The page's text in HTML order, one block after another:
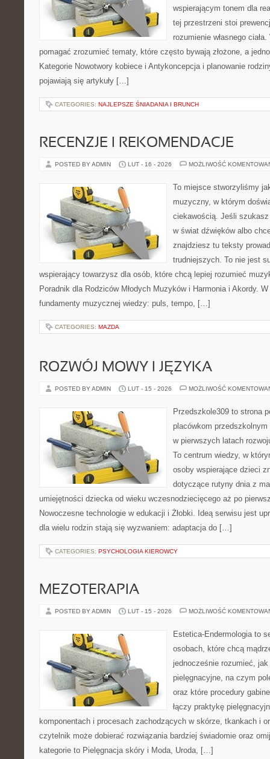
wspierającym tonem dla
tej przestrzeni stoi
rozumienie własnego
pomagać zrozumieć tematy, które często bywają złożone, a
Kategorie Nowotwory kobiece i Antykoncepcja i planowanie
pojawiają się artykuły […]
CATEGORIES: NAJLEPSZE ŚNIADANIA I BRUNCH
RECENZJE I REKOMENDACJE
POSTED BY ADMIN LUT - 16 - 2026 MOŻLIWOŚĆ
To miejsce stworzyliśmy
muzyczny, w którym
ciekawością. Jeśli
w świat dźwięków albo
znajdziesz tu teksty
trudniejszych. To nie jest
wspierający towarzysz dla osób, które chcą lepiej rozumieć
Poradnik dla Rodziców Młodych Muzyków i Harmonia i Akordy.
fundamenty muzycznej wiedzy: puls, tempo, […]
CATEGORIES: MAZDA
ROZWÓJ MOWY I JĘZYKA
POSTED BY ADMIN LUT - 15 - 2026 MOŻLIWOŚĆ
Przedszkole309 to strona
placówkom
w pierwszych latach
To centrum wiedzy, w
osoby wspierające dzieci
dotyczące rutyny dnia z
umiejętności dziecka od wieku wczesnodziecięcego aż po
Nowoczesne technologie w edukacji i Żłobki. Ideą serwisu jest
dla wielu rodzin stają się wyzwaniem: adaptacja do […]
CATEGORIES: PSYCHOLOGIA KIEROWCY
MEZOTERAPIA
POSTED BY ADMIN LUT - 15 - 2026 MOŻLIWOŚĆ
Estetica-Endermologia to
osobach, które chcą
jednocześnie rozumieć, jak
pielęgnacyjne, na czym
oraz które procedury
łączy praktykę
komponentach i procesach zachodzących w skórze, tkankach i
czytelnik może dobierać rozwiązania bardziej świadomie oraz
kategorie to Pielęgnacja skóry i Moda, Uroda, […]